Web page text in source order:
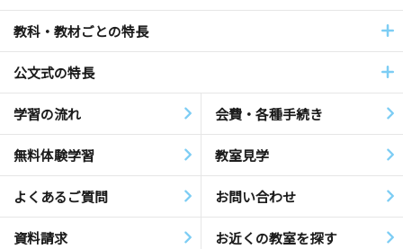
教科・教材ごとの特長
公文式の特長
学習の流れ 会費・各種手続き
無料体験学習 教室見学
よくあるご質問 お問い合わせ
資料請求 お近くの教室を探す